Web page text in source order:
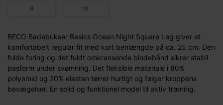
9 10
BECO Badebukser Basics Ocean Night Square Leg giver et
komfortabelt regular fit med kort benlængde på ca. 25 cm. Den
fulde foring og det fuldt omkransende bindebånd sikrer stabil
pasform under svømning. Det fleksible materiale i 80%
polyamid og 20% elastan tørrer hurtigt og følger kroppens
bevægelser. En solid og funktionel model til aktiv træning.